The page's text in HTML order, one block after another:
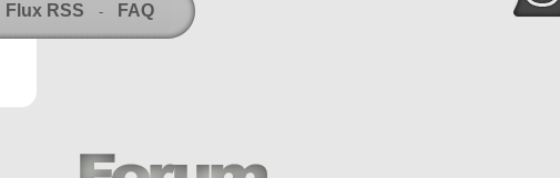
Flux RSS - FAQ